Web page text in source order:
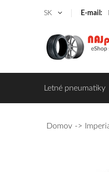
SK E-mail:
Letné pneumatiky
Domov